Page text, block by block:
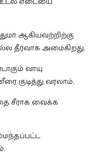
ஆகியவற்றிற்கு
தீர்வாக அமைகிறது.
வாயு
குடித்து வரலாம்.
சீராக வைக்க